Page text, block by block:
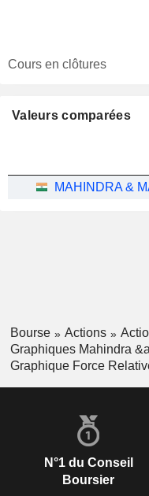
Cours en clôtures
Valeurs comparées
Bourse Actions
Graphiques Mahindra
Graphique Force
N°1 du Conseil
Boursier